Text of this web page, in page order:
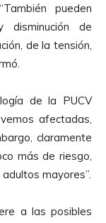
pueden
disminución de
de la tensión,
de la PUCV
afectadas,
claramente
más de riesgo,
mayores”.
a las posibles